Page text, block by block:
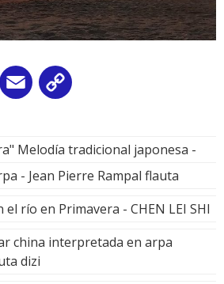
WhatsApp
Email
Melodía tradicional japonesa -
- Jean Pierre Rampal flauta
el río en Primavera - CHEN LEI SHI
china interpretada en arpa
dizi